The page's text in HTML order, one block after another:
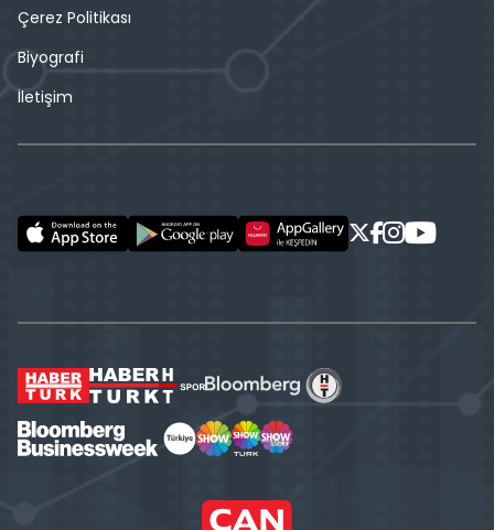
Çerez Politikası
Biyografi
İletişim